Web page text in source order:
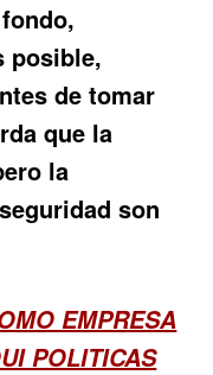
posible,
de tomar
que la
la
son
EMPRESA
POLITICAS